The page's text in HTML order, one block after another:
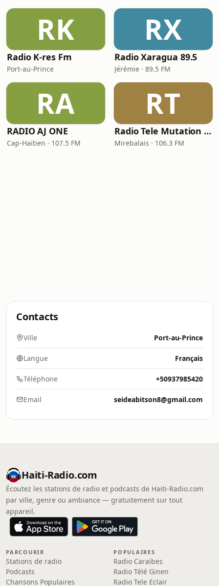
RK
Radio K-res Fm
Port-au-Prince
RX
Radio Xaragua 89.5
Jérémie · 89.5 FM
RA
RADIO AJ ONE
Cap-Haïtien · 107.5 FM
RT
Radio Tele Mutation FM 106.3
Mirebalais · 106.3 FM
Contacts
Ville Port-au-Prince
Langue Français
Téléphone +50937985420
Email seideabitson8@gmail.com
Haiti-Radio.com
Écoutez les stations de radio et podcasts de Haiti-Radio.com
par ville, genre ou ambiance — gratuitement sur tout
appareil.
PARCOURIR
Stations de radio
Podcasts
Chansons Populaires
POPULAIRES
Radio Caraïbes
Radio Télé Ginen
Radio Tele Eclair